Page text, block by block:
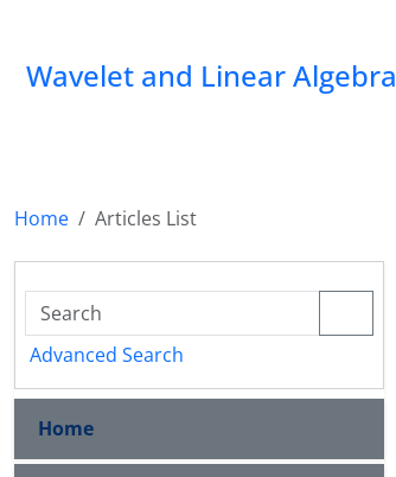
Wavelet and Linear Algebra
Home
Articles List
Advanced Search
Home